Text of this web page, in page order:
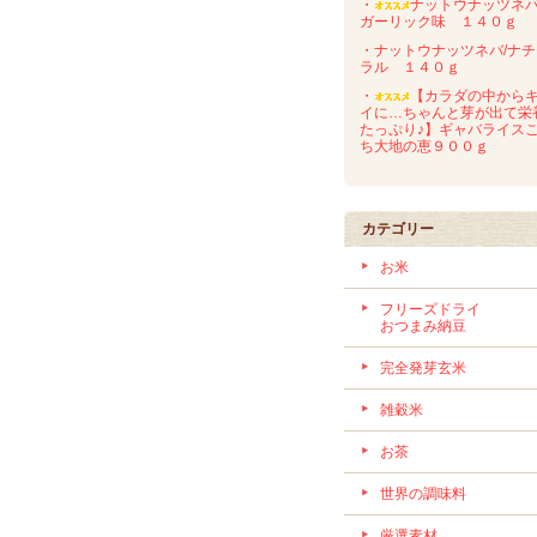
・
ナットウナッツネ
ガーリック味 １４０ｇ
・ナットウナッツネバ/ナ
ラル １４０ｇ
・
【カラダの中から
イに…ちゃんと芽が出て栄
たっぷり♪】ギャバライス
ち大地の恵９００ｇ
カテゴリー
お米
フリーズドラ
おつまみ納豆
完全発芽玄米
雑穀米
お茶
世界の調味料